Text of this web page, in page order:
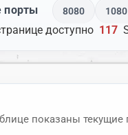
порты 8080 1080
доступно 117
показаны